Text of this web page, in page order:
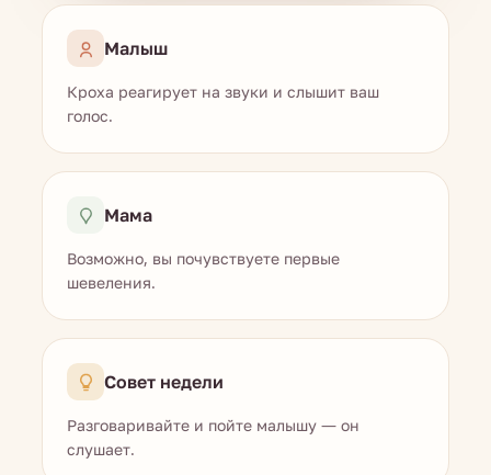
Малыш
Кроха реагирует на звуки и слышит ваш
голос.
Мама
Возможно, вы почувствуете первые
шевеления.
Совет недели
Разговаривайте и пойте малышу — он
слушает.